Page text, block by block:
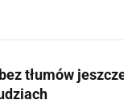
tłumów